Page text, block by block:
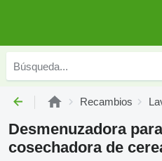
Recambios
Desmenuzadora
cosechadora de